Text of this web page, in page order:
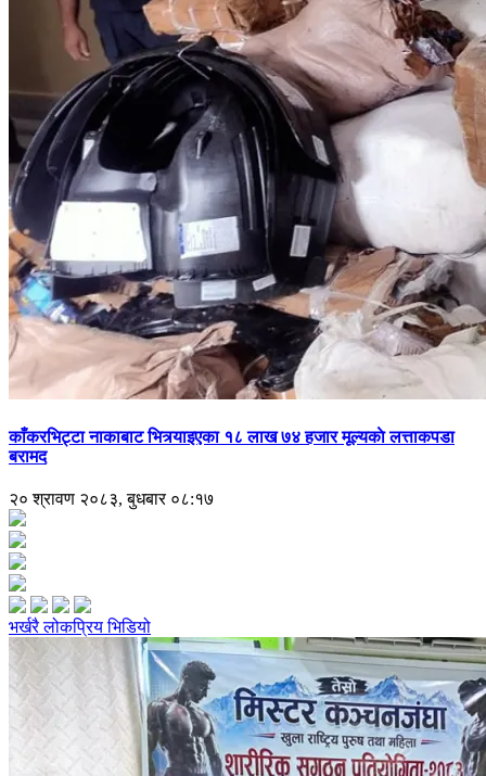
काँकरभिट्टा नाकाबाट भित्र्याइएका १८ लाख ७४ हजार मूल्यकाे लत्ताकपडा
बरामद
२० श्रावण २०८३, बुधबार ०८:१७
भर्खरैलोकप्रियभिडियो